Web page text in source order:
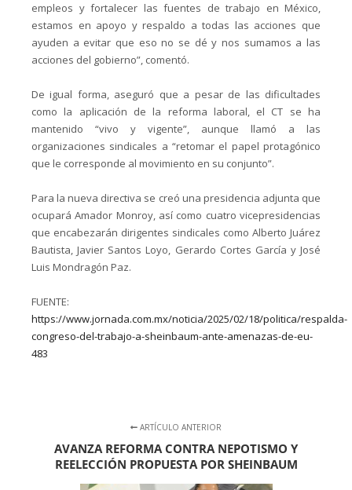
empleos y fortalecer las fuentes de trabajo en México,
estamos en apoyo y respaldo a todas las acciones que
ayuden a evitar que eso no se dé y nos sumamos a las
acciones del gobierno”, comentó.
De igual forma, aseguró que a pesar de las dificultades
como la aplicación de la reforma laboral, el CT se ha
mantenido “vivo y vigente”, aunque llamó a las
organizaciones sindicales a “retomar el papel protagónico
que le corresponde al movimiento en su conjunto”.
Para la nueva directiva se creó una presidencia adjunta que
ocupará Amador Monroy, así como cuatro vicepresidencias
que encabezarán dirigentes sindicales como Alberto Juárez
Bautista, Javier Santos Loyo, Gerardo Cortes García y José
Luis Mondragón Paz.
FUENTE:
https://www.jornada.com.mx/noticia/2025/02/18/politica/respalda-
congreso-del-trabajo-a-sheinbaum-ante-amenazas-de-eu-
483
ARTÍCULO ANTERIOR
AVANZA REFORMA CONTRA NEPOTISMO Y
REELECCIÓN PROPUESTA POR SHEINBAUM